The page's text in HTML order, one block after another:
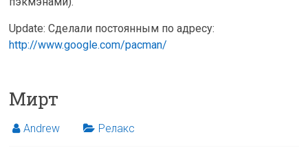
Update: Сделали постоянным по адресу:
http://www.google.com/pacman/
Мирт
Andrew Релакс